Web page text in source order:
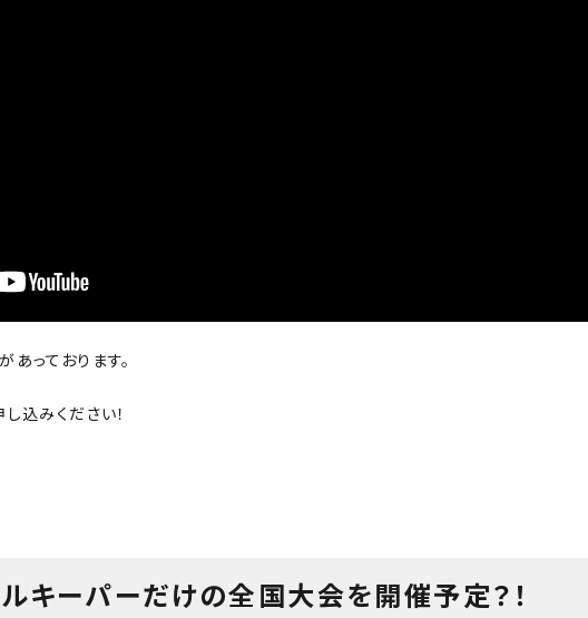
っております。
込みください！
キーパーだけの全国大会を開催予定？！